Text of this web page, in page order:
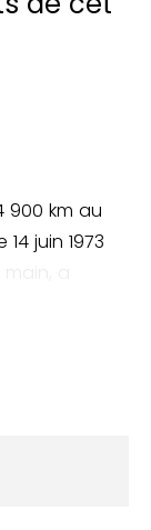
900 km au
juin 1973
soin,